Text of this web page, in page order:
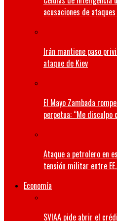
acusaciones de
Irán mantiene paso
ataque de Kiev
El Mayo Zambada
perpetua: “Me
Ataque a petrolero en
tensión militar entre
Economía
SVIAA pide abrir el